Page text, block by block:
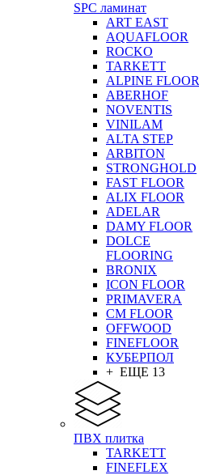
SPC ламинат
ART EAST
AQUAFLOOR
ROCKO
TARKETT
ALPINE FLOOR
ABERHOF
NOVENTIS
VINILAM
ALTA STEP
ARBITON
STRONGHOLD
FAST FLOOR
ALIX FLOOR
ADELAR
DAMY FLOOR
DOLCE
FLOORING
BRONIX
ICON FLOOR
PRIMAVERA
CM FLOOR
OFFWOOD
FINEFLOOR
КУБЕРПОЛ
+ ЕЩЕ 13
ПВХ плитка
TARKETT
FINEFLEX